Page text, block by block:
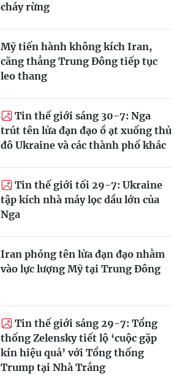
cháy rừng
Mỹ tiến hành không kích Iran,
căng thẳng Trung Đông tiếp tục
leo thang
Tin thế giới sáng 30-7: Nga
trút tên lửa đạn đạo ồ ạt xuống thủ
đô Ukraine và các thành phố khác
Tin thế giới tối 29-7: Ukraine
tập kích nhà máy lọc dầu lớn của
Nga
Iran phóng tên lửa đạn đạo nhằm
vào lực lượng Mỹ tại Trung Đông
Tin thế giới sáng 29-7: Tổng
thống Zelensky tiết lộ ‘cuộc gặp
kín hiệu quả’ với Tổng thống
Trump tại Nhà Trắng